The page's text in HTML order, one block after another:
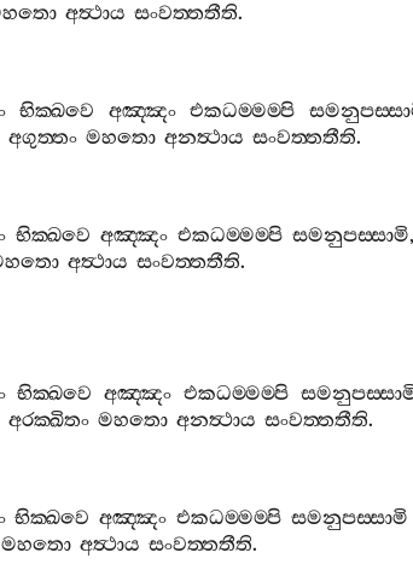
අත්‍ථාය සංවත‍්තතීති.
භික‍්ඛවෙ අඤ‍්ඤං එකධම‍්මම‍්පි
අගුත‍්තං මහතො අනත්‍ථාය සංවත‍්තතීති.
භික‍්ඛවෙ අඤ‍්ඤං එකධම‍්මම‍්පි සමනුපස‍්සාමි
අත්‍ථාය සංවත‍්තතීති.
භික‍්ඛවෙ අඤ‍්ඤං එකධම‍්මම‍්පි
අරක‍්ඛිතං මහතො අනත්‍ථාය සංවත‍්තතීති.
භික‍්ඛවෙ අඤ‍්ඤං එකධම‍්මම‍්පි සමනුපස‍්සාමි
මහතො අත්‍ථාය සංවත‍්තතීති.